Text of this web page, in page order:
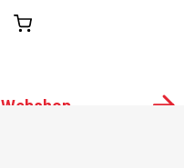
Webshop